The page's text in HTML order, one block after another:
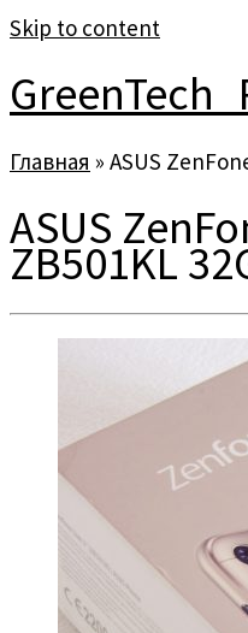
Skip to content
Главная » ASUS
ASUS
ZB501KL